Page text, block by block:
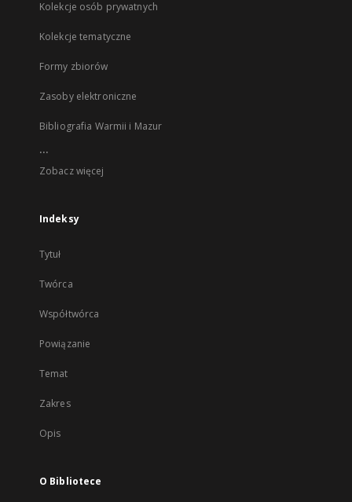
Kolekcje osób prywatnych
Kolekcje tematyczne
Formy zbiorów
Zasoby elektroniczne
Bibliografia Warmii i Mazur
...
Zobacz więcej
Indeksy
Tytuł
Twórca
Współtwórca
Powiązanie
Temat
Zakres
Opis
O Bibliotece